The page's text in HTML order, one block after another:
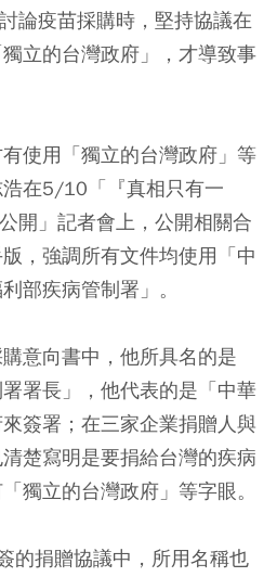
論疫苗採購時，堅持協議在
立的台灣政府」，才導致事
使用「獨立的台灣政府」等
在5/10「『真相只有一
開」記者會上，公開相關合
，強調所有文件均使用「中
部疾病管制署」。
意向書中，他所具名的是
署署長」，他代表的是「中華
簽署；在三家企業捐贈人與
楚寫明是要捐給台灣的疾病
獨立的台灣政府」等字眼。
的捐贈協議中，所用名稱也